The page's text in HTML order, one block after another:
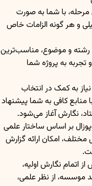
مرحله، با شما به صورت
و هر گونه الزامات خاص
و موضوع، مناسب‌ترین
به پروژه شما
به کمک در انتخاب
منابع کافی به شما پیشنهاد
نگارش آغاز می‌شود.
بر اساس ساختار علمی
امکان ارائه گزارش
اتمام نگارش اولیه،
موسسه، از نظر علمی،